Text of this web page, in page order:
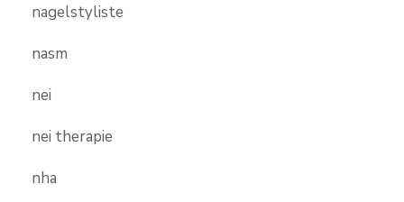
nagelstyliste
nasm
nei
nei therapie
nha